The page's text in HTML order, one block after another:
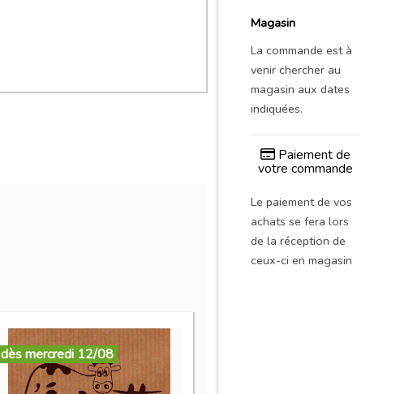
dès mercredi 12/08
Magasin
La commande est à
venir chercher au
magasin aux dates
indiquées.
Paiement de
votre commande
Le paiement de vos
achats se fera lors
de la réception de
ceux-ci en magasin